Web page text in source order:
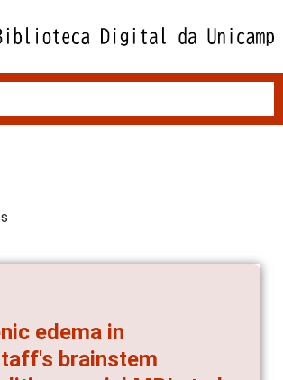
edema in
brainstem